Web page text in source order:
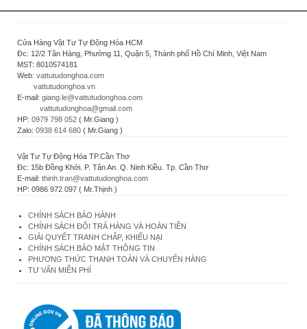
Cửa Hàng Vật Tư Tự Động Hóa HCM
Đc: 12/2 Tân Hàng, Phường 11, Quận 5, Thành phố Hồ Chí Minh, Việt Nam
MST: 8010574181
Web: vattutudonghoa.com
vattutudonghoa.vn
E-mail: giang.le@vattutudonghoa.com
vattutudonghoa@gmail.com
HP: 0979 798 052 ( Mr.Giang )
Zalo: 0938 614 680 ( Mr.Giang )
Vật Tư Tự Động Hóa TP.Cần Thơ
Đc: 15b Đồng Khởi. P. Tân An. Q. Ninh Kiều. Tp. Cần Thơ
E-mail: thinh.tran@vattutudonghoa.com
HP: 0986 972 097 ( Mr.Thịnh )
CHÍNH SÁCH BẢO HÀNH
CHÍNH SÁCH ĐỔI TRẢ HÀNG VÀ HOÀN TIỀN
GIẢI QUYẾT TRANH CHẤP, KHIẾU NẠI
CHÍNH SÁCH BẢO MẬT THÔNG TIN
PHƯƠNG THỨC THANH TOÁN VÀ CHUYỂN HÀNG
TƯ VẤN MIỄN PHÍ